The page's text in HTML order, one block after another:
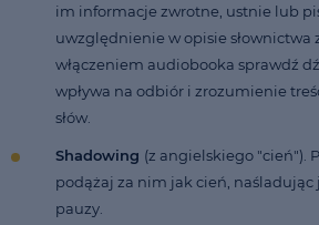
im informacje zwrotne, ustnie lub
uwzględnienie w opisie słownictwa
włączeniem audiobooka sprawdź
wpływa na odbiór i zrozumienie
słów.
Shadowing (z angielskiego "cień").
podążaj za nim jak cień,
pauzy.